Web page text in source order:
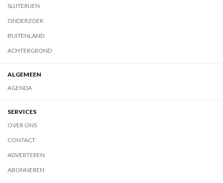
SLIJTERIJEN
ONDERZOEK
BUITENLAND
ACHTERGROND
ALGEMEEN
AGENDA
SERVICES
OVER ONS
CONTACT
ADVERTEREN
ABONNEREN